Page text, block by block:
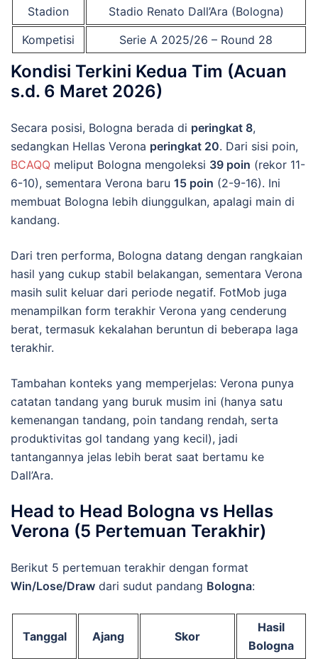
Stadion
Stadio Renato Dall’Ara (Bologna)
Kompetisi
Serie A 2025/26 – Round 28
Kondisi Terkini Kedua Tim (Acuan
s.d. 6 Maret 2026)
Secara posisi, Bologna berada di peringkat 8,
sedangkan Hellas Verona peringkat 20. Dari sisi poin,
BCAQQ meliput Bologna mengoleksi 39 poin (rekor 11-
6-10), sementara Verona baru 15 poin (2-9-16). Ini
membuat Bologna lebih diunggulkan, apalagi main di
kandang.
Dari tren performa, Bologna datang dengan rangkaian
hasil yang cukup stabil belakangan, sementara Verona
masih sulit keluar dari periode negatif. FotMob juga
menampilkan form terakhir Verona yang cenderung
berat, termasuk kekalahan beruntun di beberapa laga
terakhir.
Tambahan konteks yang memperjelas: Verona punya
catatan tandang yang buruk musim ini (hanya satu
kemenangan tandang, poin tandang rendah, serta
produktivitas gol tandang yang kecil), jadi
tantangannya jelas lebih berat saat bertamu ke
Dall’Ara.
Head to Head Bologna vs Hellas
Verona (5 Pertemuan Terakhir)
Berikut 5 pertemuan terakhir dengan format
Win/Lose/Draw dari sudut pandang Bologna:
Tanggal Ajang Skor
Hasil
Bologna